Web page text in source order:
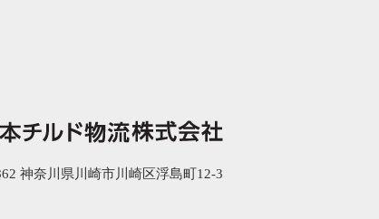
神奈川県川崎市川崎区浮島町12-3